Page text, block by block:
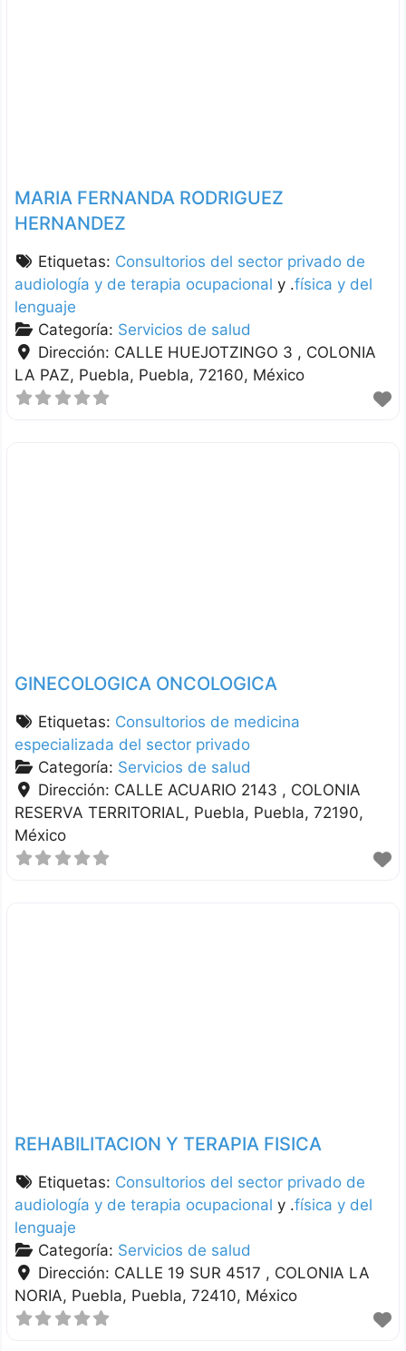
MARIA FERNANDA RODRIGUEZ
HERNANDEZ
Etiquetas: Consultorios del sector privado de
audiología y de terapia ocupacional y .física y del
lenguaje
Categoría: Servicios de salud
Dirección: CALLE HUEJOTZINGO 3 , COLONIA
LA PAZ Puebla Puebla 72160 México
GINECOLOGICA ONCOLOGICA
Etiquetas: Consultorios de medicina
especializada del sector privado
Categoría: Servicios de salud
Dirección: CALLE ACUARIO 2143 , COLONIA
RESERVA TERRITORIAL Puebla Puebla 72190
México
REHABILITACION Y TERAPIA FISICA
Etiquetas: Consultorios del sector privado de
audiología y de terapia ocupacional y .física y del
lenguaje
Categoría: Servicios de salud
Dirección: CALLE 19 SUR 4517 , COLONIA LA
NORIA Puebla Puebla 72410 México